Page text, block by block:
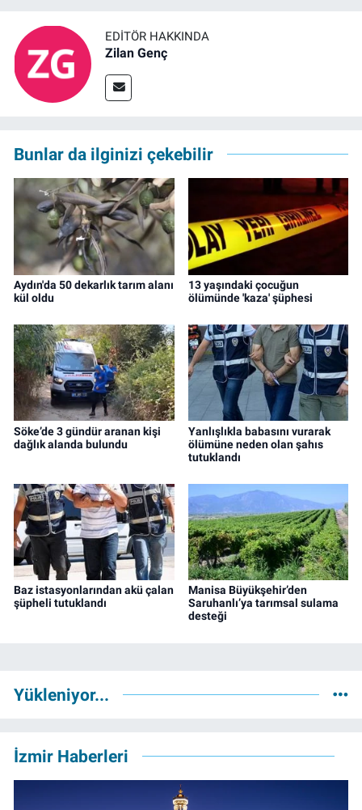
EDITÖR HAKKINDA
Zilan Genç
Bunlar da ilginizi çekebilir
Aydın'da 50 dekarlık tarım alanı
kül oldu
13 yaşındaki çocuğun
ölümünde 'kaza' şüphesi
Söke’de 3 gündür aranan kişi
dağlık alanda bulundu
Yanlışlıkla babasını vurarak
ölümüne neden olan şahıs
tutuklandı
Baz istasyonlarından akü çalan
şüpheli tutuklandı
Manisa Büyükşehir’den
Saruhanlı’ya tarımsal sulama
desteği
Yükleniyor...
İzmir Haberleri